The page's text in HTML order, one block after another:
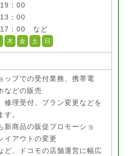
：00
：00
17：00 など
木 金 土 日
ップでの受付業務、携帯電
などの販売
修理受付、プラン変更などを
す。
新商品の販促プロモーショ
イアウトの変更
ど、ドコモの店舗運営に幅広